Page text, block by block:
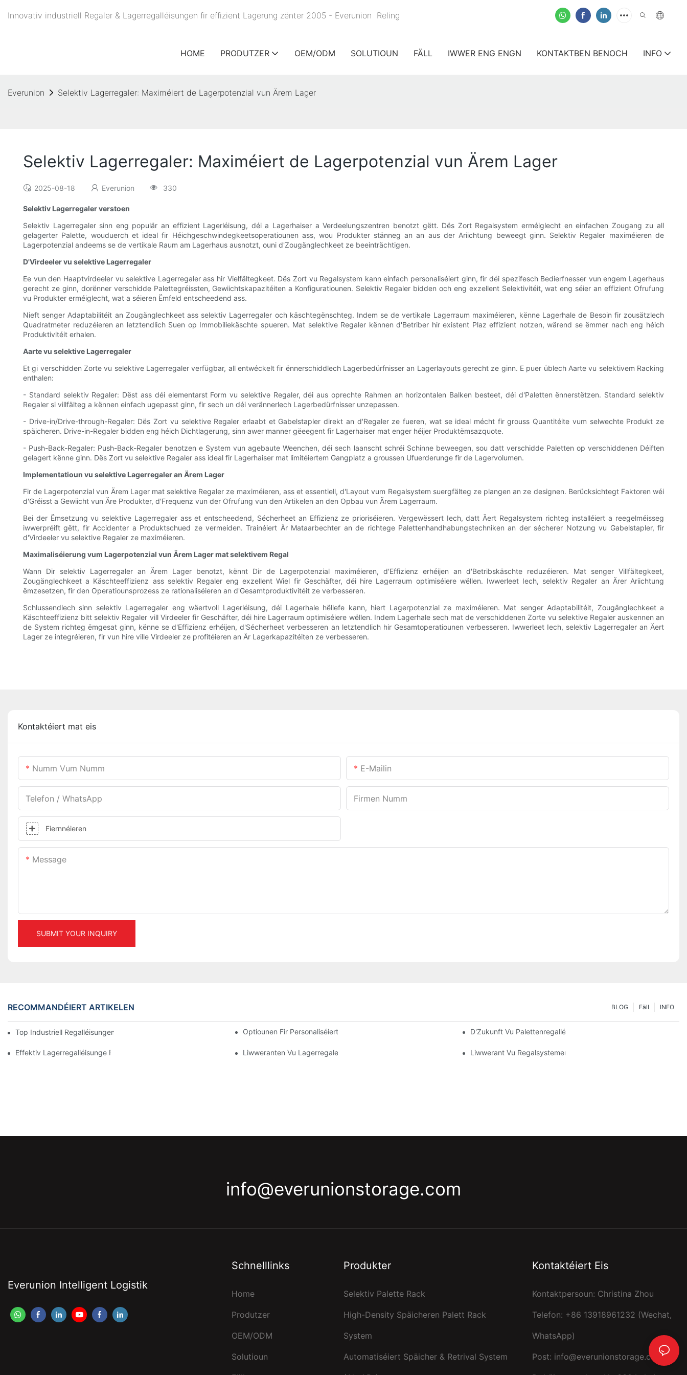
Innovativ industriell Regaler & Lagerregalléisungen fir effizient Lagerung zënter 2005 - Everunion Reling
HOME PRODUTZER OEM/ODM SOLUTIOUN FÄLL IWWER ENG ENGN KONTAKTBEN BENOCH INFO
Everunion Selektiv Lagerregaler: Maximéiert de Lagerpotenzial vun Ärem Lager
Selektiv Lagerregaler: Maximéiert de Lagerpotenzial vun Ärem Lager
2025-08-18 Everunion 330
Selektiv Lagerregaler verstoen
Selektiv Lagerregaler sinn eng populär an effizient Lagerléisung, déi a Lagerhaiser a Verdeelungszentren benotzt gëtt. Dës Zort Regalsystem erméiglecht en einfachen Zougang zu all
gelagerter Palette, wouduerch et ideal fir Héichgeschwindegkeetsoperatiounen ass, wou Produkter stänneg an an aus der Ariichtung beweegt ginn. Selektiv Regaler maximéieren de
Lagerpotenzial andeems se de vertikale Raum am Lagerhaus ausnotzt, ouni d'Zougänglechkeet ze beeinträchtigen.
D'Virdeeler vu selektive Lagerregaler
Ee vun den Haaptvirdeeler vu selektive Lagerregaler ass hir Vielfältegkeet. Dës Zort vu Regalsystem kann einfach personaliséiert ginn, fir déi spezifesch Bedierfnesser vun engem Lagerhaus
gerecht ze ginn, dorënner verschidde Palettegréissten, Gewiichtskapazitéiten a Konfiguratiounen. Selektiv Regaler bidden och eng exzellent Selektivitéit, wat eng séier an effizient Ofrufung
vu Produkter erméiglecht, wat a séieren Ëmfeld entscheedend ass.
Nieft senger Adaptabilitéit an Zougänglechkeet ass selektiv Lagerregaler och käschtegënschteg. Indem se de vertikale Lagerraum maximéieren, kënne Lagerhale de Besoin fir zousätzlech
Quadratmeter reduzéieren an letztendlich Suen op Immobiliekäschte spueren. Mat selektive Regaler kënnen d'Betriber hir existent Plaz effizient notzen, wärend se ëmmer nach eng héich
Produktivitéit erhalen.
Aarte vu selektive Lagerregaler
Et gi verschidden Zorte vu selektive Lagerregaler verfügbar, all entwéckelt fir ënnerschiddlech Lagerbedürfnisser an Lagerlayouts gerecht ze ginn. E puer üblech Aarte vu selektivem Racking
enthalen:
- Standard selektiv Regaler: Dëst ass déi elementarst Form vu selektive Regaler, déi aus oprechte Rahmen an horizontalen Balken besteet, déi d'Paletten ënnerstëtzen. Standard selektiv
Regaler si villfälteg a kënnen einfach ugepasst ginn, fir sech un déi verännerlech Lagerbedürfnisser unzepassen.
- Drive-in/Drive-through-Regaler: Dës Zort vu selektive Regaler erlaabt et Gabelstapler direkt an d'Regaler ze fueren, wat se ideal mécht fir grouss Quantitéite vum selwechte Produkt ze
späicheren. Drive-in-Regaler bidden eng héich Dichtlagerung, sinn awer manner gëeegent fir Lagerhaiser mat enger héijer Produktëmsazquote.
- Push-Back-Regaler: Push-Back-Regaler benotzen e System vun agebaute Weenchen, déi sech laanscht schréi Schinne beweegen, sou datt verschidde Paletten op verschiddenen Déiften
gelagert kënne ginn. Dës Zort vu selektive Regaler ass ideal fir Lagerhaiser mat limitéiertem Gangplatz a groussen Ufuerderunge fir de Lagervolumen.
Implementatioun vu selektive Lagerregaler an Ärem Lager
Fir de Lagerpotenzial vun Ärem Lager mat selektive Regaler ze maximéieren, ass et essentiell, d'Layout vum Regalsystem suergfälteg ze plangen an ze designen. Berücksichtegt Faktoren wéi
d'Gréisst a Gewiicht vun Äre Produkter, d'Frequenz vun der Ofrufung vun den Artikelen an den Opbau vun Ärem Lagerraum.
Bei der Ëmsetzung vu selektive Lagerregaler ass et entscheedend, Sécherheet an Effizienz ze prioriséieren. Vergewëssert Iech, datt Äert Regalsystem richteg installéiert a reegelméisseg
iwwerpréift gëtt, fir Accidenter a Produktschued ze vermeiden. Trainéiert Är Mataarbechter an de richtege Palettenhandhabungstechniken an der sécherer Notzung vu Gabelstapler, fir
d'Virdeeler vu selektive Regaler ze maximéieren.
Maximaliséierung vum Lagerpotenzial vun Ärem Lager mat selektivem Regal
Wann Dir selektiv Lagerregaler an Ärem Lager benotzt, kënnt Dir de Lagerpotenzial maximéieren, d'Effizienz erhéijen an d'Betribskäschte reduzéieren. Mat senger Villfältegkeet,
Zougänglechkeet a Käschteeffizienz ass selektiv Regaler eng exzellent Wiel fir Geschäfter, déi hire Lagerraum optimiséiere wëllen. Iwwerleet Iech, selektiv Regaler an Ärer Ariichtung
ëmzesetzen, fir den Operatiounsprozess ze rationaliséieren an d'Gesamtproduktivitéit ze verbesseren.
Schlussendlech sinn selektiv Lagerregaler eng wäertvoll Lagerléisung, déi Lagerhale hëllefe kann, hiert Lagerpotenzial ze maximéieren. Mat senger Adaptabilitéit, Zougänglechkeet a
Käschteeffizienz bitt selektiv Regaler vill Virdeeler fir Geschäfter, déi hire Lagerraum optimiséiere wëllen. Indem Lagerhale sech mat de verschiddenen Zorte vu selektive Regaler auskennen an
de System richteg ëmgesat ginn, kënne se d'Effizienz erhéijen, d'Sécherheet verbesseren an letztendlich hir Gesamtoperatiounen verbesseren. Iwwerleet Iech, selektiv Lagerregaler an Äert
Lager ze integréieren, fir vun hire ville Virdeeler ze profitéieren an Är Lagerkapazitéiten ze verbesseren.
Kontaktéiert mat eis
Numm Vum Numm E-Mailin
Telefon / WhatsApp Firmen Numm
Fiernnéieren
Message
SUBMIT YOUR INQUIRY
RECOMMANDÉIERT ARTIKELEN INFO
Fäll
BLOG
Top Industriell Regalléisungen Fir Effizient Lagermanagement Optiounen Fir Personaliséiert Palettenregaler: Är Lagerbedürfnisser UpassenD'Zukunft Vu Palettenregalléisungen: Trends An Innovatiounen
Effektiv Lagerregalléisunge Fir All Branche Entdecken Liwweranten Vu Lagerregaler: Op Wat Dir Oppasse Sollt Liwwerant Vu Regalsystemer: Schlësselfaktoren Fir De Richtege
info@everunionstorage.com
Everunion Intelligent Logistik
Schnelllinks
Home
Produtzer
OEM/ODM
Solutioun
Produkter
Selektiv Palette Rack
High-Density Späicheren Palett Rack
System
Automatiséiert Späicher & Retrival System
Kontaktéiert Eis
Kontaktpersoun: Christina Zhou
Telefon: +86 13918961232 (Wechat,
WhatsApp)
Post: info@everunionstorage.com